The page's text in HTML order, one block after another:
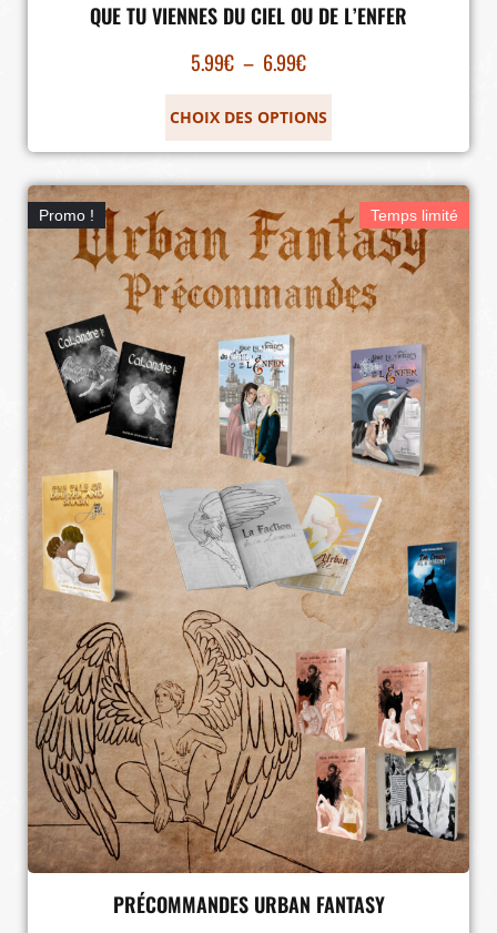
QUE TU VIENNES DU CIEL OU DE L’ENFER
5.99€ – 6.99€
CHOIX DES OPTIONS
Promo ! Temps limité
PRÉCOMMANDES URBAN FANTASY